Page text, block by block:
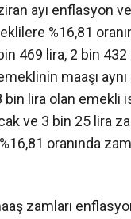
ayı enflasyon
%16,81
469 lira, 2 bin
maaşı
bin lira olan emekli
ve 3 bin 25 lira
oranında
zamları